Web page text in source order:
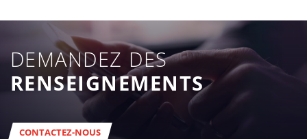
DEMANDEZ DES
RENSEIGNEMENTS
CONTACTEZ-NOUS